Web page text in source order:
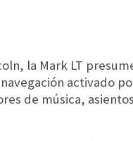
la Mark LT
activado
de música,